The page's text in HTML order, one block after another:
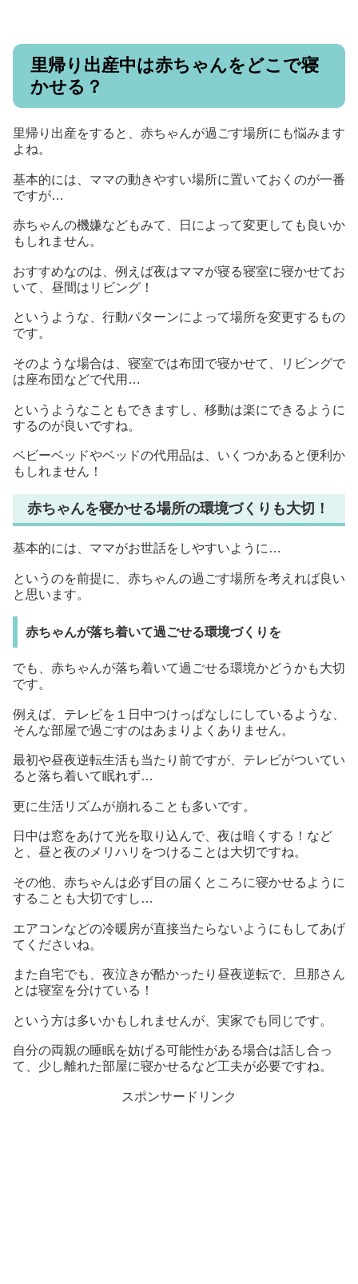
里帰り出産中は赤ちゃんをどこで寝
かせる？
里帰り出産をすると、赤ちゃんが過ごす場所にも悩みます
よね。
基本的には、ママの動きやすい場所に置いておくのが一番
ですが…
赤ちゃんの機嫌などもみて、日によって変更しても良いか
もしれません。
おすすめなのは、例えば夜はママが寝る寝室に寝かせてお
いて、昼間はリビング！
というような、行動パターンによって場所を変更するもの
です。
そのような場合は、寝室では布団で寝かせて、リビングで
は座布団などで代用…
というようなこともできますし、移動は楽にできるように
するのが良いですね。
ベビーベッドやベッドの代用品は、いくつかあると便利か
もしれません！
赤ちゃんを寝かせる場所の環境づくりも大切！
基本的には、ママがお世話をしやすいように…
というのを前提に、赤ちゃんの過ごす場所を考えれば良い
と思います。
赤ちゃんが落ち着いて過ごせる環境づくりを
でも、赤ちゃんが落ち着いて過ごせる環境かどうかも大切
です。
例えば、テレビを１日中つけっぱなしにしているような、
そんな部屋で過ごすのはあまりよくありません。
最初や昼夜逆転生活も当たり前ですが、テレビがついてい
ると落ち着いて眠れず…
更に生活リズムが崩れることも多いです。
日中は窓をあけて光を取り込んで、夜は暗くする！など
と、昼と夜のメリハリをつけることは大切ですね。
その他、赤ちゃんは必ず目の届くところに寝かせるように
することも大切ですし…
エアコンなどの冷暖房が直接当たらないようにもしてあげ
てくださいね。
また自宅でも、夜泣きが酷かったり昼夜逆転で、旦那さん
とは寝室を分けている！
という方は多いかもしれませんが、実家でも同じです。
自分の両親の睡眠を妨げる可能性がある場合は話し合っ
て、少し離れた部屋に寝かせるなど工夫が必要ですね。
スポンサードリンク